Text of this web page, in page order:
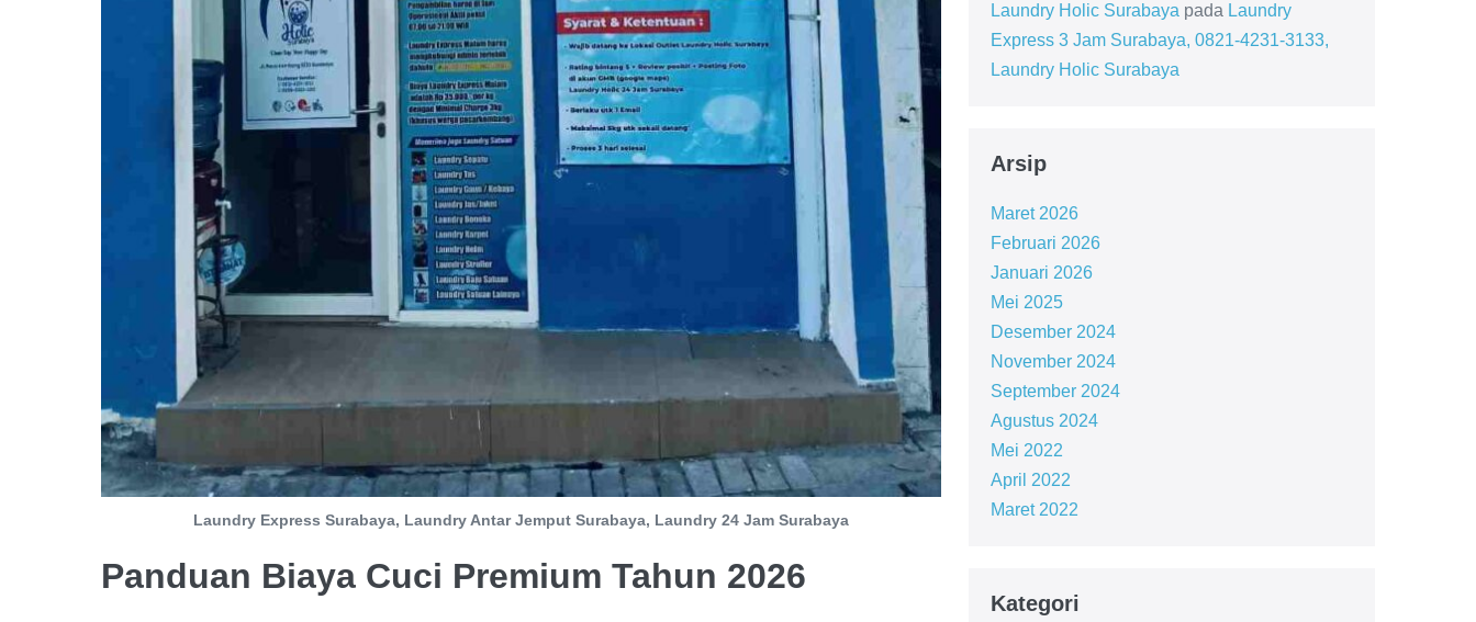
Laundry Express Surabaya, Laundry Antar Jemput Surabaya, Laundry 24 Jam Surabaya
Panduan Biaya Cuci Premium Tahun 2026
Laundry Holic Surabaya pada Laundry
Express 3 Jam Surabaya, 0821-4231-3133,
Laundry Holic Surabaya
Arsip
Maret 2026
Februari 2026
Januari 2026
Mei 2025
Desember 2024
November 2024
September 2024
Agustus 2024
Mei 2022
April 2022
Maret 2022
Kategori